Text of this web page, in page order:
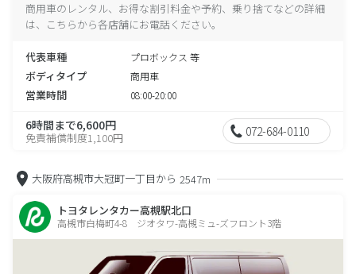
商用車のレンタル、お得な割引料金や予約、乗り捨てなどの詳細
は、こちらから各店舗にお電話ください。
代表車種 プロボックス 等
ボディタイプ 商用車
営業時間 08:00-20:00
6時間まで6,600円
免責補償制度1,100円 072-684-0110
大阪府高槻市大冠町一丁目から 2547m
トヨタレンタカー高槻駅北口
高槻市白梅町4-8 ジオタワ-高槻ミュ-ズフロント3階